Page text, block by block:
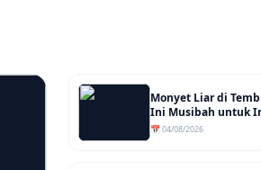
Monyet Liar di
Ini Musibah untuk
📅 04/08/2026